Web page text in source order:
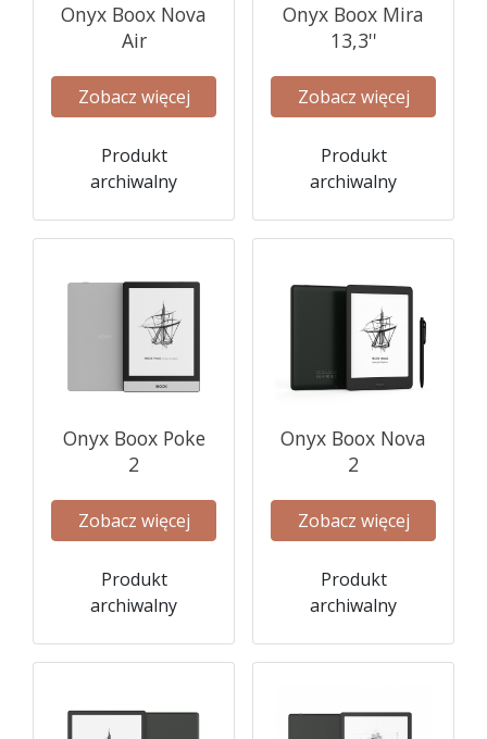
Onyx Boox Nova
Air
Zobacz więcej
Produkt
archiwalny
Onyx Boox Mira
13,3''
Zobacz więcej
Produkt
archiwalny
Onyx Boox Poke
2
Zobacz więcej
Produkt
archiwalny
Onyx Boox Nova
2
Zobacz więcej
Produkt
archiwalny